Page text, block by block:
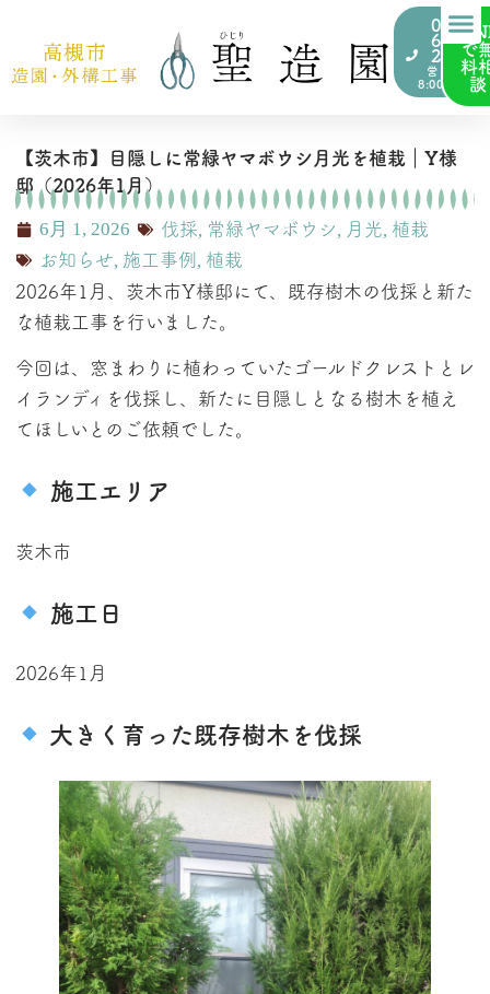
072-
676-
2000
営業時間
8:00~17:00
で
料
談
【茨木市】目隠しに常緑ヤマボウシ月光を植栽｜Y様
邸（2026年1月）
6月 1, 2026 伐採, 常緑ヤマボウシ, 月光, 植栽
お知らせ, 施工事例 , 植栽
2026年1月、茨木市Y様邸にて、既存樹木の伐採と新た
な植栽工事を行いました。
今回は、窓まわりに植わっていたゴールドクレストとレ
イランディを伐採し、新たに目隠しとなる樹木を植え
てほしいとのご依頼でした。
施工エリア
茨木市
施工日
2026年1月
大きく育った既存樹木を伐採